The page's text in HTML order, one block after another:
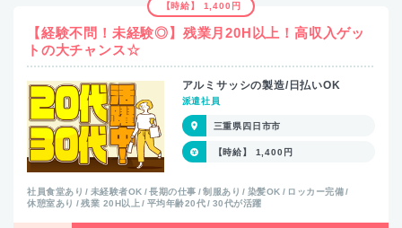
【時給】 1,400円
【経験不問！未経験◎】残業月20H以上！高収入ゲッ
トの大チャンス☆
アルミサッシの製造/日払いOK
派遣社員
三重県四日市市
【時給】 1,400円
社員食堂あり 未経験者OK 長期の仕事 制服あり 染髪OK
ロッカー完備
休憩室あり
残業 20H以上 平均年齢20代 30代が活躍